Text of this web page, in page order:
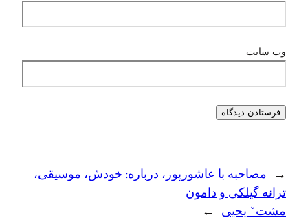
وب‌ سایت
←
مصاحبه با عاشورپور، درباره: خودش، موسیقی،
ترانه گیلکی و دامون
مشتˇ یحیی
→